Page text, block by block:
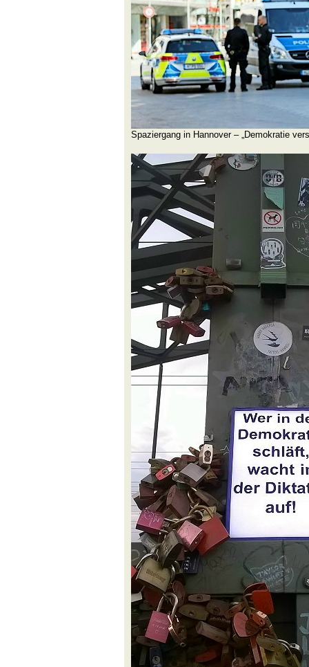
Spaziergang in Hannover – „Demokratie